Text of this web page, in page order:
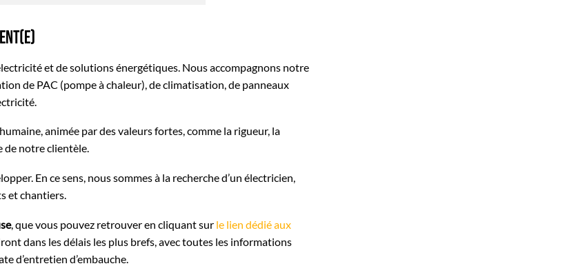
et de solutions énergétiques. Nous accompagnons notre
de PAC (pompe à chaleur), de climatisation, de panneaux
animée par des valeurs fortes, comme la rigueur, la
de notre clientèle.
En ce sens, nous sommes à la recherche d’un électricien,
et chantiers.
, que vous pouvez retrouver en cliquant sur le lien dédié aux
dans les délais les plus brefs, avec toutes les informations
d’entretien d’embauche.